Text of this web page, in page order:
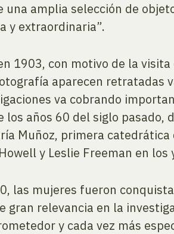
una amplia selección de
y extraordinaria”.
1903, con motivo de la
aparecen retratadas
va cobrando
años 60 del siglo pasado,
Muñoz, primera
y Leslie Freeman en
las mujeres fueron
gran relevancia en la
y cada vez más